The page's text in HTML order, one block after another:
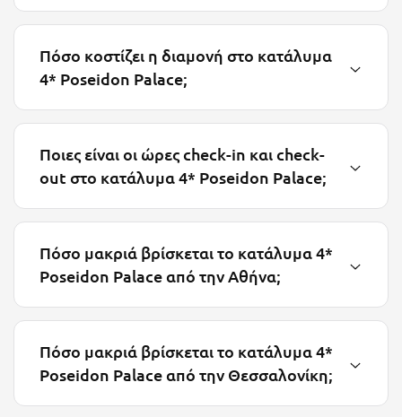
Παραλία Λιτοχώρου
Παράλιο Άστρος
Πάρος
Πήλιο
Πιερία
Πόσο κοστίζει η διαμονή στο κατάλυμα
4* Poseidon Palace;
Ποιες είναι οι ώρες check-in και check-
out στο κατάλυμα 4* Poseidon Palace;
Πόσο μακριά βρίσκεται το κατάλυμα 4*
Poseidon Palace από την Αθήνα;
Πόσο μακριά βρίσκεται το κατάλυμα 4*
Poseidon Palace από την Θεσσαλονίκη;